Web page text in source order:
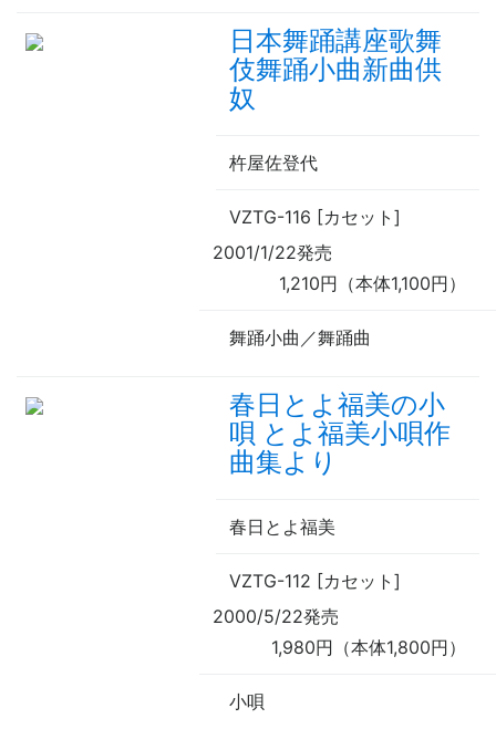
日本舞踊講座歌舞
伎舞踊小曲新曲供
奴
杵屋佐登代
VZTG-116 [カセット]
2001/1/22発売
1,210円（本体1,100円）
舞踊小曲／舞踊曲
春日とよ福美の小
唄 とよ福美小唄作
曲集より
春日とよ福美
VZTG-112 [カセット]
2000/5/22発売
1,980円（本体1,800円）
小唄